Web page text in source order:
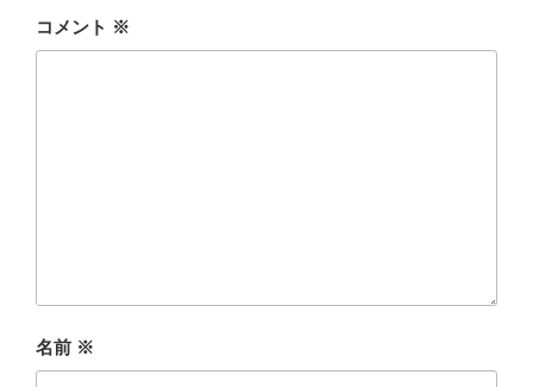
コメント ※
名前 ※